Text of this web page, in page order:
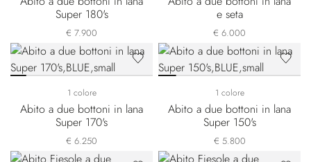
Super 180's
€ 7.900
e seta
€ 6.000
1 colore
Abito a due bottoni in lana
Super 170's
€ 6.250
1 colore
Abito a due bottoni in lana
Super 150's
€ 5.800